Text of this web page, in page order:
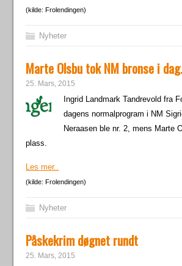
(kilde: Frolendingen)
Nyheter
Marte Olsbu tok NM bronse i
25. Mars, 2015
Ingrid Landmark Tandrevold fra
dagens normalprogram i NM
Neraasen ble nr. 2, mens Marte
plass.
Les mer..
(kilde: Frolendingen)
Nyheter
Påskekrim døgnet rundt
25. Mars, 2015